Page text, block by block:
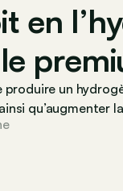
en
produire un
qu’augmenter